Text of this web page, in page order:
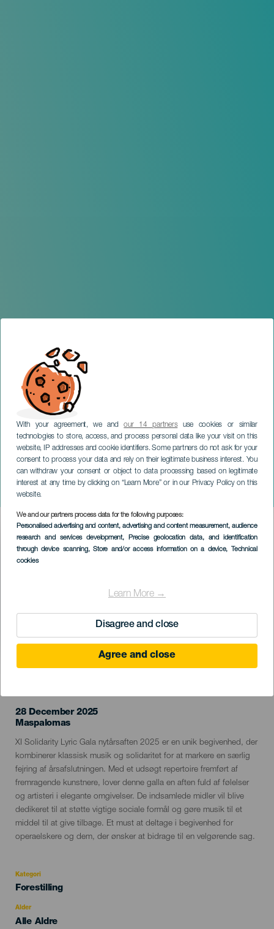
With your agreement, we andour 14 partnersuse cookies or similar
technologies to store, access, and process personal data like your visit on this
website, IP addresses and cookie identifiers. Some partners do not ask for your
consent to process your data and rely on their legitimate business interest. You
can withdraw your consent or object to data processing based on legitimate
interest at any time by clicking on “Learn More” or in our Privacy Policy on this
website.
We and our partners process data for the following purposes:
Personalised advertising and content, advertising and content measurement, audience
research and services development, Precise geolocation data, and identification
through device scanning, Store and/or access information on a device, Technical
cookies
Learn More →
Disagree and close
Agree and close
Solidaritet Lyric Gala
GRAN CANARIA
Imagen
Listado
28 December 2025
Localidad
Maspalomas
Descripción
del
evento
XI Solidarity Lyric Gala nytårsaften 2025 er en unik begivenhed, der
kombinerer klassisk musik og solidaritet for at markere en særlig
fejring af årsafslutningen. Med et udsøgt repertoire fremført af
fremragende kunstnere, lover denne galla en aften fuld af følelser
og artisteri i elegante omgivelser. De indsamlede midler vil blive
dedikeret til at støtte vigtige sociale formål og gøre musik til et
middel til at give tilbage. Et must at deltage i begivenhed for
operaelskere og dem, der ønsker at bidrage til en velgørende sag.
Kategori
Categoría
evento
Forestilling
Alder
Edad
Alle Aldre